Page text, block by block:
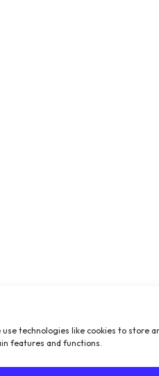
use technologies like cookies to
features and functions.